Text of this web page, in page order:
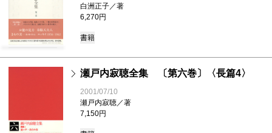
白洲正子／著
6,270円
書籍
瀬戸内寂聴全集 〔第六巻〕〈長篇4〉
2001/07/10
瀬戸内寂聴／著
7,150円